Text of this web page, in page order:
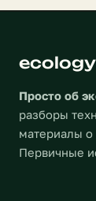
ecology
Просто об
разборы
материалы о
Первичные